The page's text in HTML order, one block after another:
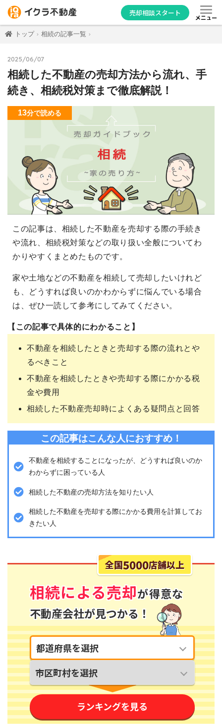
売却相談スタート
メニュー
トップ 相続の記事一覧
2025/06/07
相続した不動産の売却方法から流れ、手
続き、相続税対策まで徹底解説！
13分で読める
この記事は、相続した不動産を売却する際の手続き
や流れ、相続税対策などの取り扱い全般についてわ
かりやすくまとめたものです。
家や土地などの不動産を相続して売却したいけれど
も、どうすれば良いのかわからずに悩んでいる場合
は、ぜひ一読して参考にしてみてください。
【この記事で具体的にわかること】
不動産を相続したときと売却する際の流れとや
るべきこと
不動産を相続したときや売却する際にかかる税
金や費用
相続した不動産売却時によくある疑問点と回答
この記事はこんな人におすすめ！
不動産を相続することになったが、どうすれば良いのか
わからずに困っている人
相続した不動産の売却方法を知りたい人
相続した不動産を売却する際にかかる費用を計算してお
きたい人